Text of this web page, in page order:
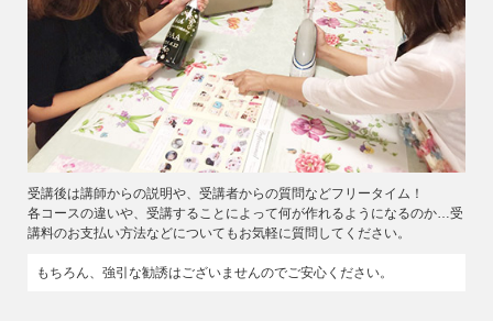
受講後は講師からの説明や、受講者からの質問などフリータイム！
各コースの違いや、受講することによって何が作れるようになるのか…受
講料のお支払い方法などについてもお気軽に質問してください。
もちろん、強引な勧誘はございませんのでご安心ください。